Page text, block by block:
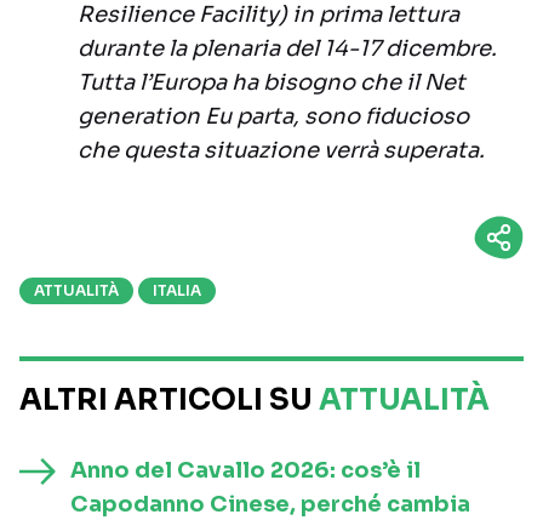
Resilience Facility) in prima lettura
durante la plenaria del 14-17 dicembre.
Tutta l’Europa ha bisogno che il Net
generation Eu parta, sono fiducioso
che questa situazione verrà superata.
ATTUALITÀ ITALIA
ALTRI ARTICOLI SU ATTUALITÀ
Anno del Cavallo 2026: cos’è il
Capodanno Cinese, perché cambia